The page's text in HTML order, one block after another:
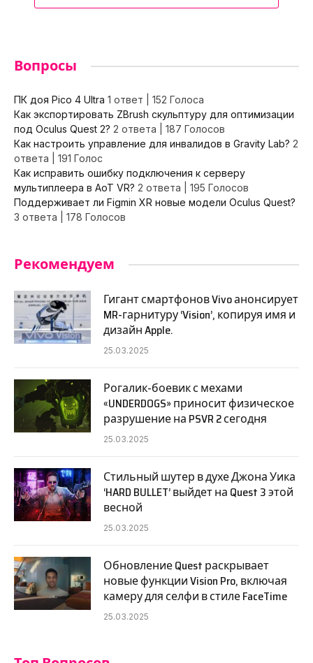
Вопросы
ПК доя Pico 4 Ultra 1 ответ
152 Голоса
Как экспортировать ZBrush скульптуру для оптимизации
под Oculus Quest 2? 2 ответа
187 Голосов
Как настроить управление для инвалидов в Gravity Lab? 2
ответа
191 Голос
Как исправить ошибку подключения к серверу
мультиплеера в AoT VR? 2 ответа
195 Голосов
Поддерживает ли Figmin XR новые модели Oculus Quest?
3 ответа
178 Голосов
Рекомендуем
Гигант смартфонов Vivo анонсирует
MR-гарнитуру ‘Vision’, копируя имя и
дизайн Apple.
25.03.2025
Рогалик-боевик с мехами
«UNDERDOGS» приносит физическое
разрушение на PSVR 2 сегодня
25.03.2025
Стильный шутер в духе Джона Уика
‘HARD BULLET’ выйдет на Quest 3 этой
весной
25.03.2025
Обновление Quest раскрывает
новые функции Vision Pro, включая
камеру для селфи в стиле FaceTime
25.03.2025